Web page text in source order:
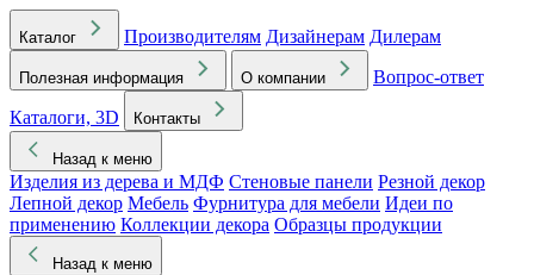
Каталог Производителям Дизайнерам Дилерам
Полезная информация О компании
Вопрос-ответ
Каталоги, 3D
Контакты
Назад к меню
Изделия из дерева и МДФ Стеновые панели Резной декор
Лепной декор Мебель Фурнитура для мебели Идеи по
применению Коллекции декора Образцы продукции
Назад к меню